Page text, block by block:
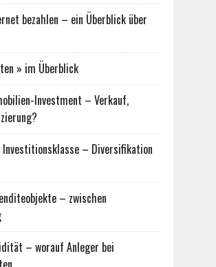
bezahlen – ein Überblick über
» im Überblick
Investment – Verkauf,
Investitionsklasse – Diversifikation
– zwischen
– worauf Anleger bei